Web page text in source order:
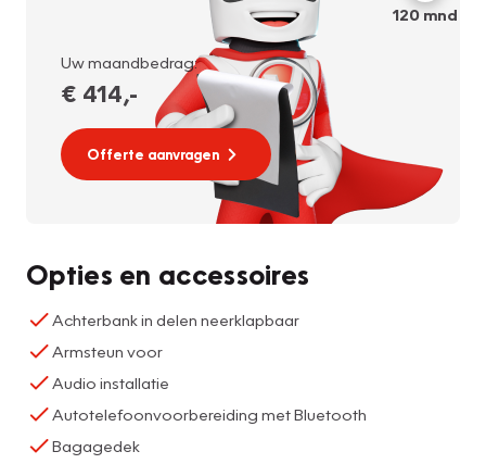
120mnd
Uw maandbedrag:
€ 414,-
Offerte aanvragen
Opties en accessoires
Achterbank in delen neerklapbaar
Armsteun voor
Audio installatie
Autotelefoonvoorbereiding met Bluetooth
Bagagedek